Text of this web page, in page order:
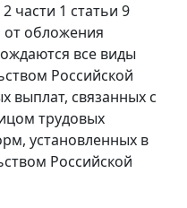
части 1 статьи 9
от обложения
все виды
Российской
выплат, связанных с
трудовых
установленных в
Российской